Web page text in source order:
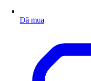
Đã mua